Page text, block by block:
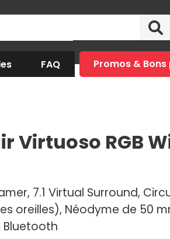
FAQ Promos & Bons
Virtuoso RGB
7.1 Virtual Surround,
oreilles), Néodyme de 50
Bluetooth